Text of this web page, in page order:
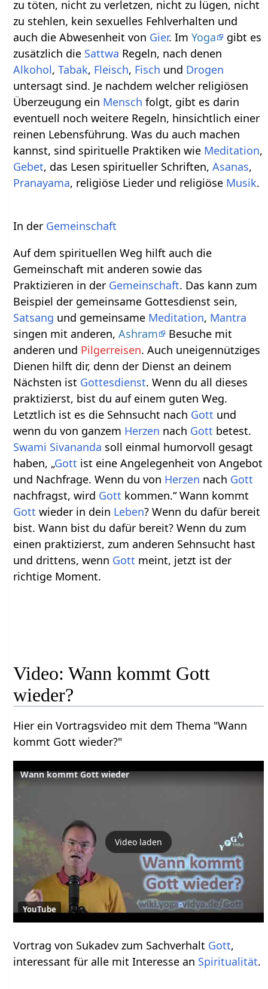
zu töten, nicht zu verletzen, nicht zu lügen, nicht
zu stehlen, kein sexuelles Fehlverhalten und
auch die Abwesenheit von Gier. ImYoga
gibt es
zusätzlich die Sattwa Regeln, nach denen
Alkohol,Tabak, Fleisch, Fisch und Drogen
untersagt sind. Je nachdem welcher religiösen
Überzeugung ein Mensch folgt, gibt es darin
eventuell noch weitere Regeln, hinsichtlich einer
reinen Lebensführung. Was du auch machen
kannst, sind spirituelle Praktiken wie Meditation,
Gebet, das Lesen spiritueller Schriften,Asanas,
Pranayama, religiöse Lieder und religiöse Musik.
In der Gemeinschaft
Auf dem spirituellen Weg hilft auch die
Gemeinschaft mit anderen sowie das
Praktizieren in der Gemeinschaft. Das kann zum
Beispiel der gemeinsame Gottesdienst sein,
Satsang und gemeinsame Meditation, Mantra
singen mit anderen,Ashram
Besuche mit
anderen und Pilgerreisen. Auch uneigennütziges
Dienen hilft dir, denn der Dienst an deinem
Nächsten ist Gottesdienst. Wenn du all dieses
praktizierst, bist du auf einem guten Weg.
Letztlich ist es die Sehnsucht nach Gott und
wenn du von ganzem Herzen nach Gott betest.
Swami Sivananda soll einmal humorvoll gesagt
haben, „Gott ist eine Angelegenheit von Angebot
und Nachfrage. Wenn du von Herzen nach Gott
nachfragst, wird Gott kommen.“ Wann kommt
Gott wieder in dein Leben? Wenn du dafür bereit
bist. Wann bist du dafür bereit? Wenn du zum
einen praktizierst, zum anderen Sehnsucht hast
und drittens, wenn Gott meint, jetzt ist der
richtige Moment.
Video: Wann kommt Gott
wieder?
Hier ein Vortragsvideo mit dem Thema "Wann
kommt Gott wieder?"
Wann kommt Gott wieder
Video laden
YouTube
Vortrag von Sukadev zum Sachverhalt Gott,
interessant für alle mit Interesse an Spiritualität.